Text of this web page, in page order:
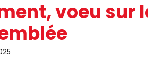
voeu sur